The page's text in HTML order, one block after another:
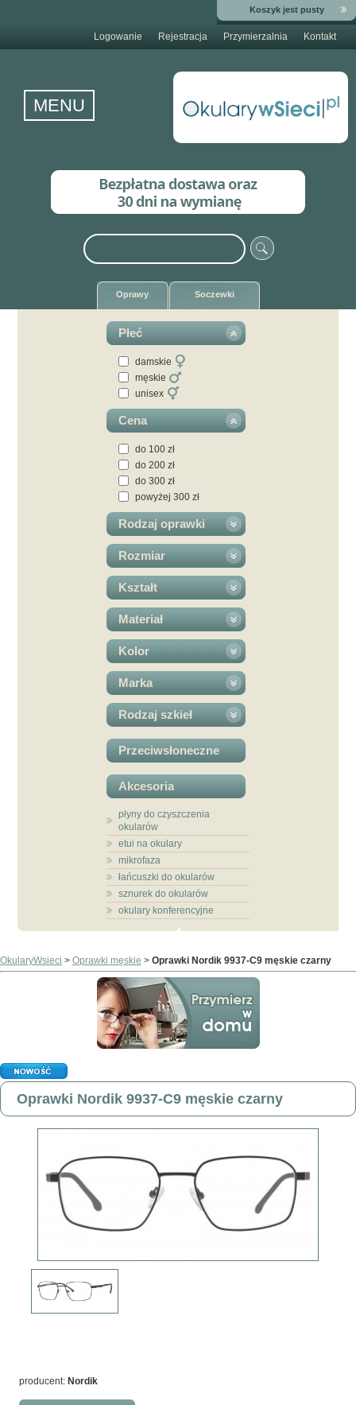
Koszyk jest pusty
Logowanie Rejestracja Przymierzalnia Kontakt
MENU
Oprawy Soczewki
Płeć
damskie
męskie
unisex
Cena
do 100 zł
do 200 zł
do 300 zł
powyżej 300 zł
Rodzaj oprawki
Rozmiar
Kształt
Materiał
Kolor
Marka
Rodzaj szkieł
Przeciwsłoneczne
Akcesoria
płyny do czyszczenia
okularów
etui na okulary
mikrofaza
łańcuszki do okularów
sznurek do okularów
okulary konferencyjne
OkularyWsieci > Oprawki męskie > Oprawki Nordik 9937-C9 męskie czarny
Oprawki Nordik 9937-C9 męskie czarny
producent: Nordik